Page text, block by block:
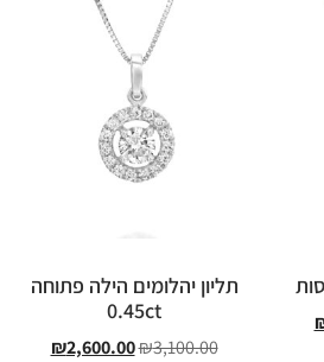
תליון יהלומים הילה פתוחה
0.45ct
₪3,100.00
₪2,600.00